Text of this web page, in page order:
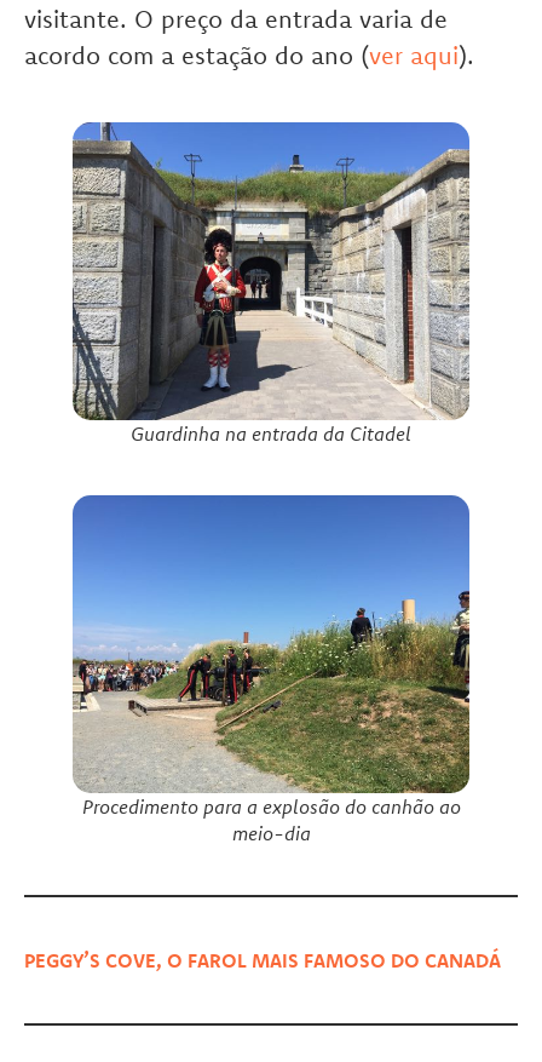
visitante. O preço da entrada varia de
acordo com a estação do ano (ver aqui).
Guardinha na entrada da Citadel
Procedimento para a explosão do canhão ao
meio-dia
PEGGY’S COVE, O FAROL MAIS FAMOSO DO CANADÁ